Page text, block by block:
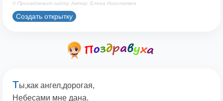
© Принадлежит сайту. Автор: Елена Николаевна
Создать открытку
Ты,как ангел,дорогая,
Небесами мне дана.